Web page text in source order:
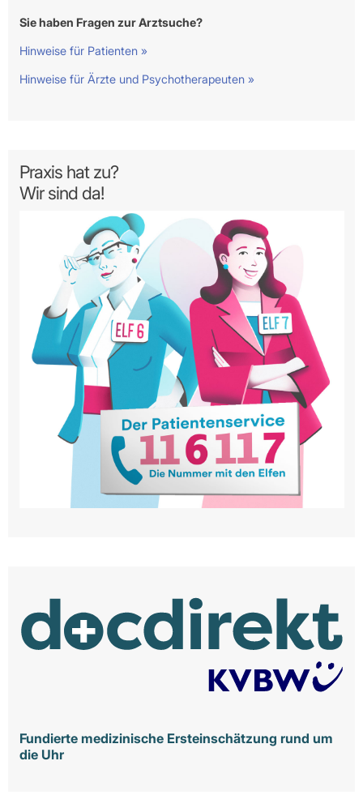
Sie haben Fragen zur Arztsuche?
Hinweise für Patienten »
Hinweise für Ärzte und Psychotherapeuten »
Praxis hat zu?
Wir sind da!
Fundierte medizinische Ersteinschätzung rund um
die Uhr